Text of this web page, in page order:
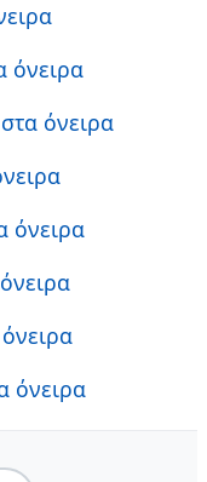
όνειρα
όνειρα
όνειρα
όνειρα